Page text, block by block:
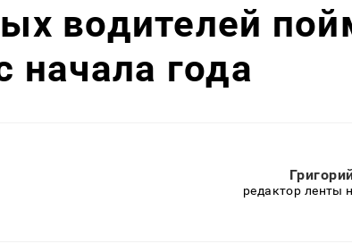
водителей
начала года
редактор ленты